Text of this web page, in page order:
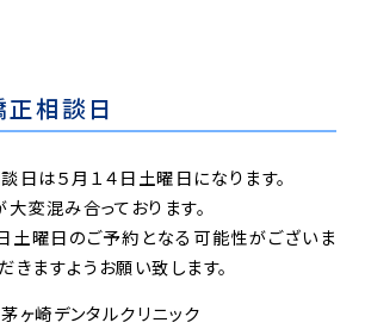
正相談日
日は５月１４日土曜日になります。
大変混み合っております。
土曜日のご予約となる可能性がございま
きますようお願い致します。
ヶ崎デンタルクリニック